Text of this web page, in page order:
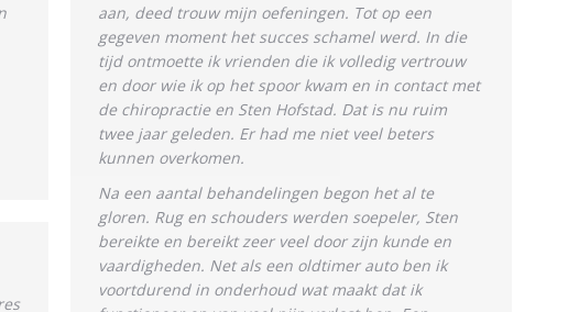
aan, deed trouw mijn oefeningen. Tot op een
gegeven moment het succes schamel werd. In die
tijd ontmoette ik vrienden die ik volledig vertrouw
en door wie ik op het spoor kwam en in contact met
de chiropractie en Sten Hofstad. Dat is nu ruim
twee jaar geleden. Er had me niet veel beters
kunnen overkomen.
Na een aantal behandelingen begon het al te
gloren. Rug en schouders werden soepeler, Sten
bereikte en bereikt zeer veel door zijn kunde en
vaardigheden. Net als een oldtimer auto ben ik
voortdurend in onderhoud wat maakt dat ik